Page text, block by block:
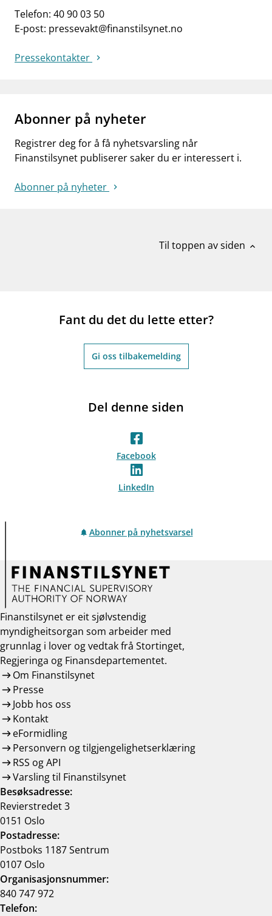
Telefon: 40 90 03 50
E-post: pressevakt@finanstilsynet.no
Pressekontakter
Abonner på nyheter
Registrer deg for å få nyhetsvarsling når
Finanstilsynet publiserer saker du er interessert i.
Abonner på nyheter
Til toppen av siden expand_less
Fant du det du lette etter?
Gi oss tilbakemelding
Del denne siden
Facebook
LinkedIn
Abonner på nyhetsvarsel
Finanstilsynet er eit sjølvstendig
myndigheitsorgan som arbeider med
grunnlag i lover og vedtak frå Stortinget,
Regjeringa og Finansdepartementet.
Om Finanstilsynet
Presse
Jobb hos oss
Kontakt
eFormidling
Personvern og tilgjengelighetserklæring
RSS og API
Varsling til Finanstilsynet
Besøksadresse:
Revierstredet 3
0151 Oslo
Postadresse:
Postboks 1187 Sentrum
0107 Oslo
Organisasjonsnummer:
840 747 972
Telefon: